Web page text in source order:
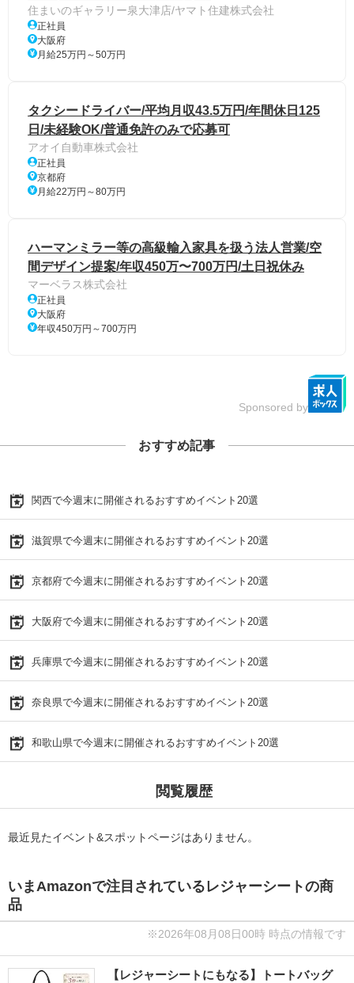
住まいのギャラリー泉大津店/ヤマト住建株式会社
正社員
大阪府
月給25万円～50万円
タクシードライバー/平均月収43.5万円/年間休日125
日/未経験OK/普通免許のみで応募可
アオイ自動車株式会社
正社員
京都府
月給22万円～80万円
ハーマンミラー等の高級輸入家具を扱う法人営業/空
間デザイン提案/年収450万〜700万円/土日祝休み
マーベラス株式会社
正社員
大阪府
年収450万円～700万円
Sponsored by
おすすめ記事
関西で今週末に開催されるおすすめイベント20選
滋賀県で今週末に開催されるおすすめイベント20選
京都府で今週末に開催されるおすすめイベント20選
大阪府で今週末に開催されるおすすめイベント20選
兵庫県で今週末に開催されるおすすめイベント20選
奈良県で今週末に開催されるおすすめイベント20選
和歌山県で今週末に開催されるおすすめイベント20選
閲覧履歴
最近見たイベント&スポットページはありません。
いまAmazonで注目されているレジャーシートの商
品
※2026年08月08日00時 時点の情報です
【レジャーシートにもなる】トートバッグ